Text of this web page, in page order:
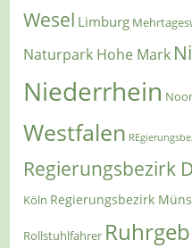
Wesel Limburg
Naturpark Hohe Mark
Niederrhein
Westfalen
Regierungsbezirk
Köln Regierungsbezirk
Rollstuhlfahrer